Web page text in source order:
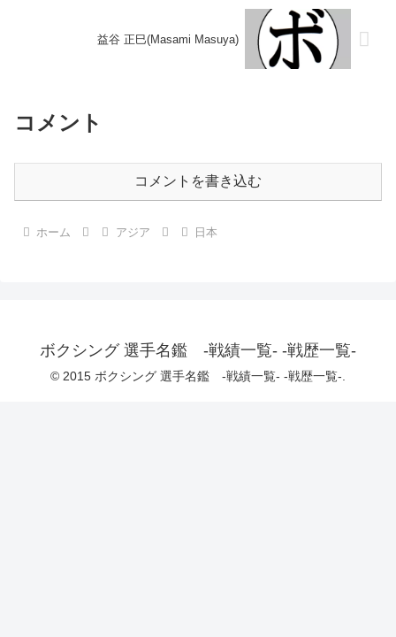
益谷 正巳(Masami Masuya)
コメント
コメントを書き込む
ホーム アジア 日本
ボクシング 選手名鑑 -戦績一覧- -戦歴一覧-
© 2015 ボクシング 選手名鑑 -戦績一覧- -戦歴一覧-.